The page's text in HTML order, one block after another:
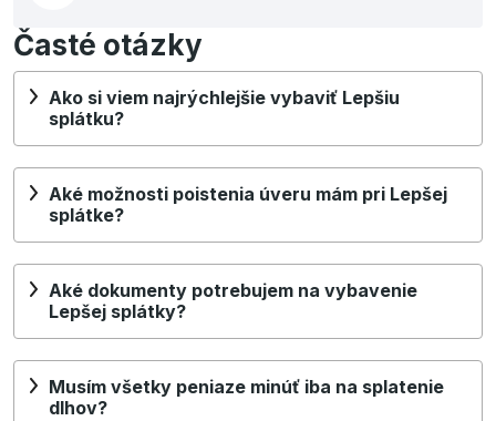
Časté otázky
Ako si viem najrýchlejšie vybaviť Lepšiu
splátku?
Aké možnosti poistenia úveru mám pri Lepšej
splátke?
Aké dokumenty potrebujem na vybavenie
Lepšej splátky?
Musím všetky peniaze minúť iba na splatenie
dlhov?